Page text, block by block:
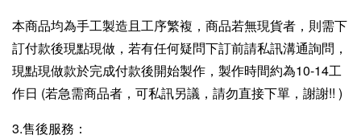
本商品均為手工製造且工序繁複，商品若無現貨者，則需下
訂付款後現點現做，若有任何疑問下訂前請私訊溝通詢問，
現點現做款於完成付款後開始製作，製作時間約為10-14工
作日 (若急需商品者，可私訊另議，請勿直接下單，謝謝!! )
3.售後服務：